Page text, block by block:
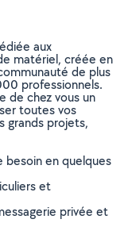
aux
matériel, créée en
de plus
professionnels.
de chez vous un
toutes vos
grands projets,
besoin en quelques
et
privée et